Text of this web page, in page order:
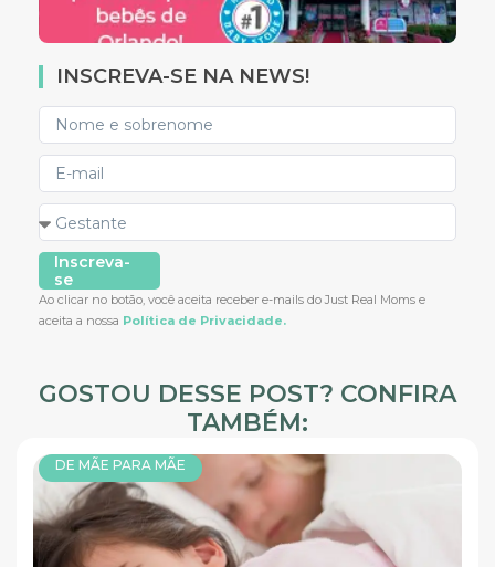
INSCREVA-SE NA NEWS!
Inscreva-
se
Ao clicar no botão, você aceita receber e-mails do Just Real Moms e
aceita a nossa Política de Privacidade.
GOSTOU DESSE POST? CONFIRA
TAMBÉM:
DE MÃE PARA MÃE